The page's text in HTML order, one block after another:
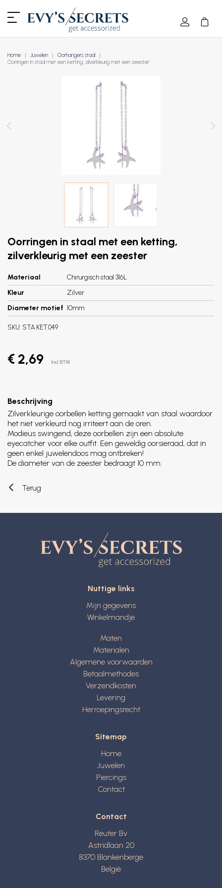
Home Juwelen
Oorhangers staal
Oorringen in staal met een ketting, zilverkleurig met een zeester
Oorringen in staal met een ketting,
zilverkleurig met een zeester
Materiaal
Chirurgisch staal 316L
Kleur
Zilver
Diameter motief 10mm
SKU: STA.KET.049
€ 2,69 Incl. BTW
Beschrijving
Zilverkleurige oorbellen ketting gemaakt van staal waardoor
het niet verkleurd nog irriteert aan de oren.
Modieus swingend, deze oorbellen zijn een absolute
eyecatcher voor elke outfit. Een geweldig oorsieraad, dat in
geen enkel juwelendoos mag ontbreken!
De diameter van de zeester bedraagt 10 mm.
Terug
Nuttige links
Mijn gegevens
Winkelmandje
Maten
Materialen
Algemene voorwaarden
Betaalmethodes
Verzendkosten
Levering
Herroepingsrecht
Sitemap
Home
Juwelen
Piercings
Contact
Contact
Reuter Bv
Astridlaan 20
8370 Blankenberge
België